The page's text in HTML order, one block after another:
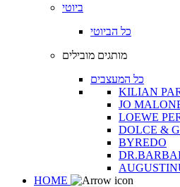
ביוטי
כל הביוטי
מותגים מובילים
כל המעצבים
KILIAN
JO
LOEWE
DOLCE &
BYREDO
HOME